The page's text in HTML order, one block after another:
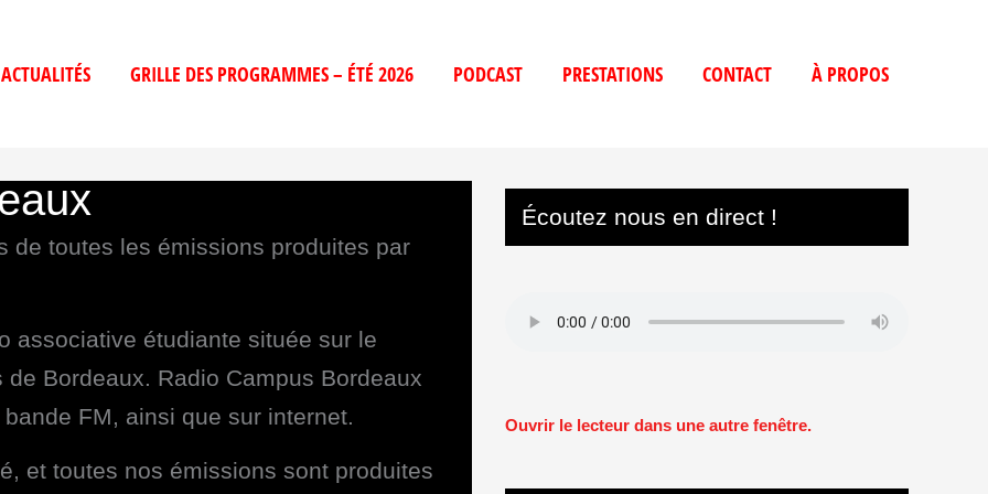
ACTUALITÉS GRILLE DES PROGRAMMES – ÉTÉ 2026 PODCAST PRESTATIONS CONTACT À PROPOS
de toutes les émissions produites par
associative étudiante située sur le
Bordeaux. Radio Campus Bordeaux
FM, ainsi que sur internet.
et toutes nos émissions sont produites
Écoutez nous en direct !
Ouvrir le lecteur dans une autre fenêtre.